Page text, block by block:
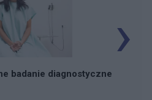
badanie diagnostyczne
›